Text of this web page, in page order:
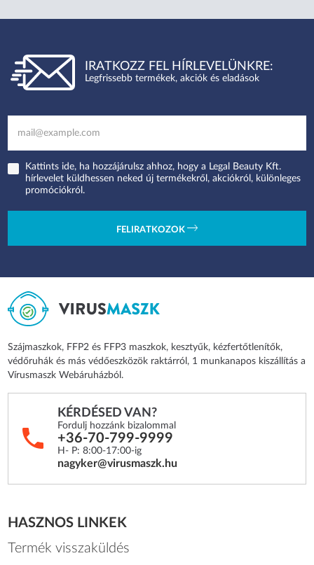
IRATKOZZ FEL HÍRLEVELÜNKRE:
Legfrissebb termékek, akciók és eladások
Kattints ide, ha hozzájárulsz ahhoz, hogy a Legal Beauty Kft.
hírlevelet küldhessen neked új termékekről, akciókról, különleges
promóciókról.
FELIRATKOZOK
Szájmaszkok, FFP2 és FFP3 maszkok, kesztyűk, kézfertőtlenítők,
védőruhák és más védőeszközök raktárról, 1 munkanapos kiszállítás a
Vírusmaszk Webáruházból.
KÉRDÉSED VAN?
Fordulj hozzánk bizalommal
+36-70-799-9999
H- P: 8:00-17:00-ig
nagyker@virusmaszk.hu
HASZNOS LINKEK
Termék visszaküldés